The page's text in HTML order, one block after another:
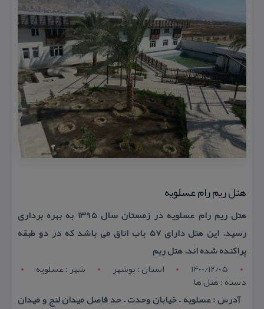
هتل ریم رام عسلویه
هتل ریم رام عسلویه در زمستان سال ۱۳۹۵ به بهره برداری
رسید. این هتل دارای ۵۷ باب اتاق می باشد كه در دو طبقه
پراكنده شده اند. هتل ریم
1400/12/05
استان : بوشهر شهر : عسلويه
دسته : هتل ها
آدرس : عسلویه – خیابان وحدت – حد فاصل میدان لنج و میدان